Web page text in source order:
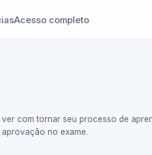
Acesso completo
ver com tornar seu processo de
no exame.